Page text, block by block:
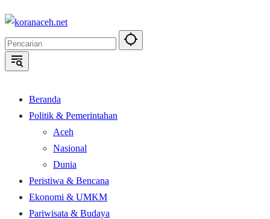
Langsung
konten
Beranda
Politik & Pemerintahan
Aceh
Nasional
Dunia
Peristiwa & Bencana
Ekonomi & UMKM
Pariwisata & Budaya